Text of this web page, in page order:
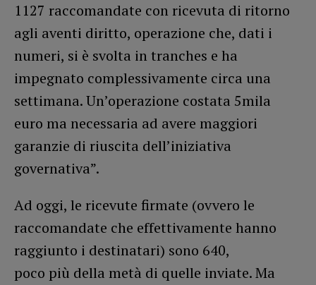
1127 raccomandate con ricevuta di ritorno
agli aventi diritto, operazione che, dati i
numeri, si è svolta in tranches e ha
impegnato complessivamente circa una
settimana. Un’operazione costata 5mila
euro ma necessaria ad avere maggiori
garanzie di riuscita dell’iniziativa
governativa”.
Ad oggi, le ricevute firmate (ovvero le
raccomandate che effettivamente hanno
raggiunto i destinatari) sono 640,
poco più della metà di quelle inviate. Ma